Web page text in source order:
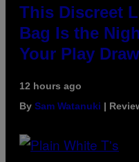
This Discreet
Bag Is the
Your Play
12 hours ago
By Sam Watanuki |